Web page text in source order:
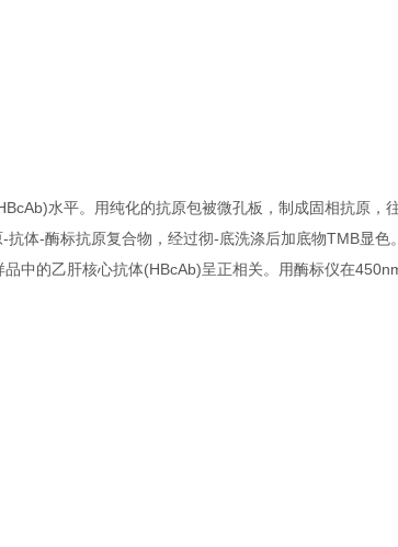
水平。用纯化的抗原包被微孔板，制成固相抗原，
体-酶标抗原复合物，经过彻-底洗涤后加底物TMB显色
中的乙肝核心抗体(HBcAb)呈正相关。用酶标仪在